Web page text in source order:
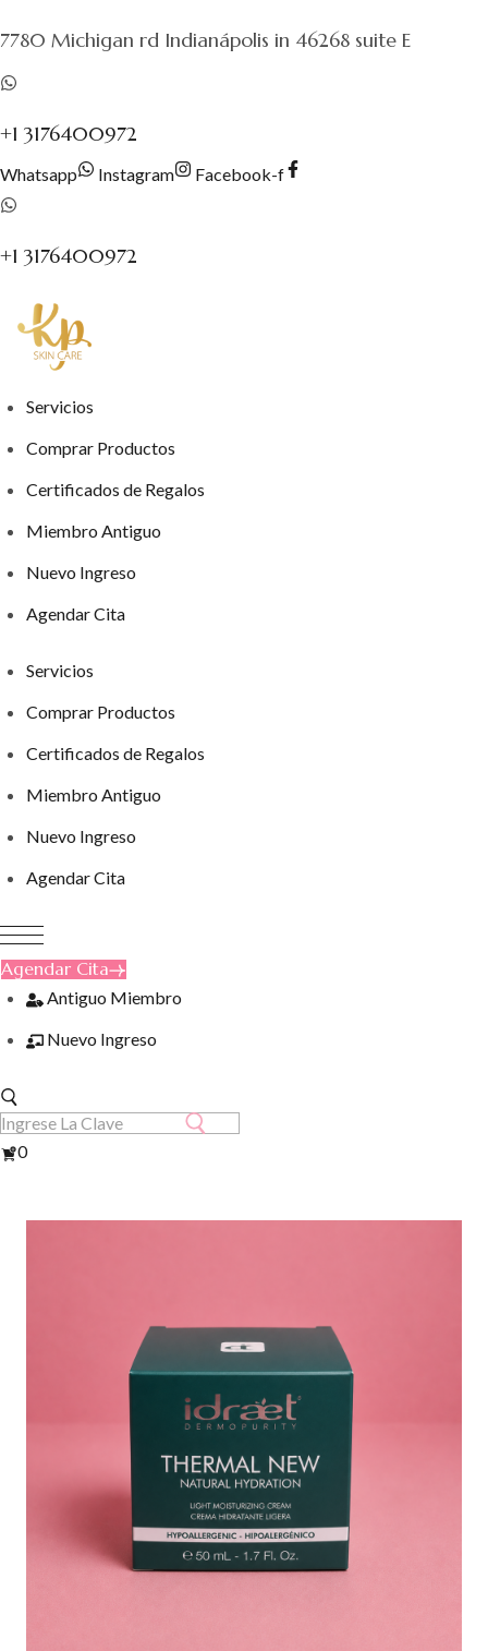
contenido
7780 Michigan rd Indianápolis in 46268 suite E
+1 3176400972
Whatsapp Instagram Facebook-f
+1 3176400972
Servicios
Comprar Productos
Certificados de Regalos
Miembro Antiguo
Nuevo Ingreso
Agendar Cita
Servicios
Comprar Productos
Certificados de Regalos
Miembro Antiguo
Nuevo Ingreso
Agendar Cita
Agendar Cita
Antiguo Miembro
Nuevo Ingreso
Ver
0